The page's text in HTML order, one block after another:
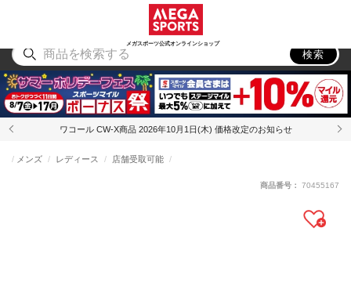
メガスポーツ公式オンラインショップ
アウトドア
検索
ワコール CW-X商品 2026年10月1日(木) 価格改定のお知らせ
メンズ レディース 店舗受取可能
商品番号： 70455167